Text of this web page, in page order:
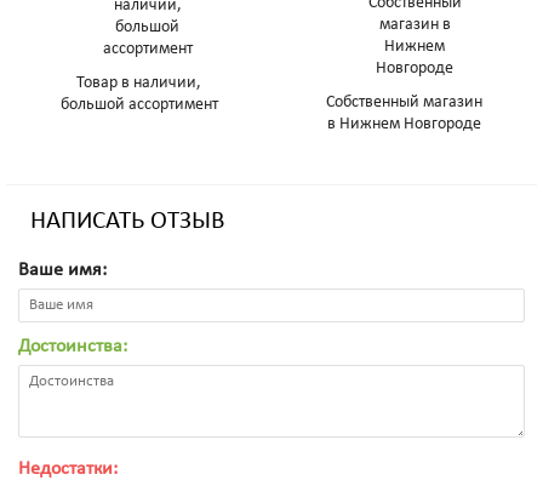
Товар в наличии,
большой ассортимент
Собственный магазин
в Нижнем Новгороде
НАПИСАТЬ ОТЗЫВ
Ваше имя:
Достоинства:
Недостатки: